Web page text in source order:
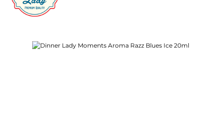
Bildergalerie überspringen